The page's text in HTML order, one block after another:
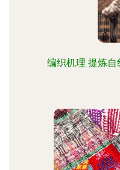
编织机理 提炼